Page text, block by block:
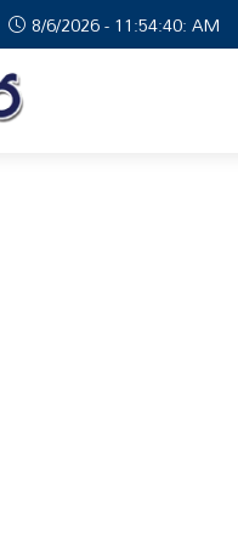
8/6/2026 - 11:54:41: AM